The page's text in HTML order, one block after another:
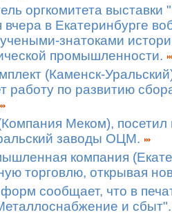
оргкомитета
вчера в Екатеринбурге
знатоками
промышленности.
(Каменск-
работу по развитию
Меком), посетил
заводы ОЦМ.
компания
торговлю, открывая
сообщает, что в
и